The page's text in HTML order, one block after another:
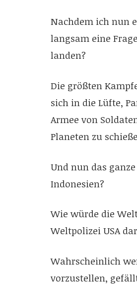
Nachdem ich nun
langsam eine
landen?
Die größten
sich in die Lüfte,
Armee von
Planeten zu
Und nun das
Indonesien?
Wie würde die
Weltpolizei USA
Wahrscheinlich
vorzustellen,